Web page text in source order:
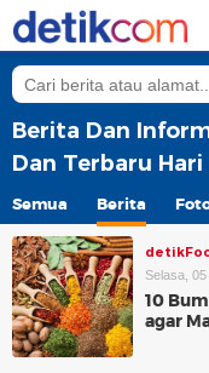
Berita Dan
Dan Terbaru
Semua Berita
Selasa,
10
agar